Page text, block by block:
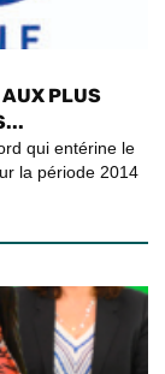
AUX PLUS
qui entérine le
la période 2014